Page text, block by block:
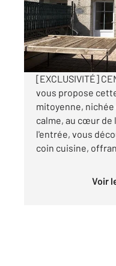
Maison à
137
Visiter le site dédié
[EXCLUSIVITÉ]
vous propose
mitoyenne,
calme, au cœur de
l'entrée, vous
coin cuisine,
Voir